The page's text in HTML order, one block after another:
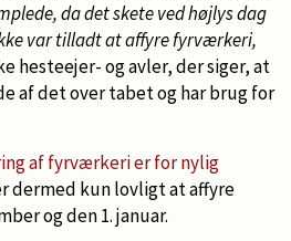
da det skete ved højlys dag
var tilladt at affyre fyrværkeri,
hesteejer- og avler, der siger, at
af det over tabet og har brug for
af fyrværkeri er for nylig
dermed kun lovligt at affyre
og den 1. januar.